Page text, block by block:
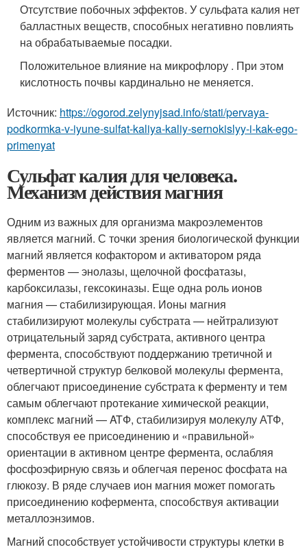
Отсутствие побочных эффектов. У сульфата калия нет
балластных веществ, способных негативно повлиять
на обрабатываемые посадки.
Положительное влияние на микрофлору . При этом
кислотность почвы кардинально не меняется.
Источник: https://ogorod.zelynyjsad.info/stati/pervaya-
podkormka-v-iyune-sulfat-kaliya-kaliy-sernokislyy-i-kak-ego-
primenyat
Сульфат калия для человека.
Механизм действия магния
Одним из важных для организма макроэлементов
является магний. С точки зрения биологической функции
магний является кофактором и активатором ряда
ферментов — энолазы, щелочной фосфатазы,
карбоксилазы, гексокиназы. Еще одна роль ионов
магния — стабилизирующая. Ионы магния
стабилизируют молекулы субстрата — нейтрализуют
отрицательный заряд субстрата, активного центра
фермента, способствуют поддержанию третичной и
четвертичной структур белковой молекулы фермента,
облегчают присоединение субстрата к ферменту и тем
самым облегчают протекание химической реакции,
комплекс магний — ATФ, стабилизируя молекулу АТФ,
способствуя ее присоединению и «правильной»
ориентации в активном центре фермента, ослабляя
фосфоэфирную связь и облегчая перенос фосфата на
глюкозу. В ряде случаев ион магния может помогать
присоединению кофермента, способствуя активации
металлоэнзимов.
Магний способствует устойчивости структуры клетки в